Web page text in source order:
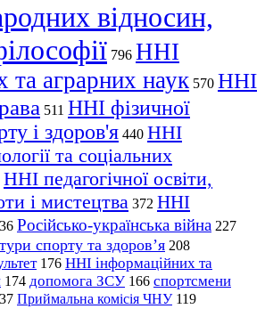
відносин,
796 ННІ
та аграрних наук 570 ННІ
511 ННІ фізичної
і здоров'я 440 ННІ
та соціальних
ННІ педагогічної освіти,
і мистецтва 372 ННІ
Російсько-українська війна 227
спорту та здоров’я 208
176 ННІ інформаційних та
174 допомога ЗСУ 166 спортсмени
Приймальна комісія ЧНУ 119